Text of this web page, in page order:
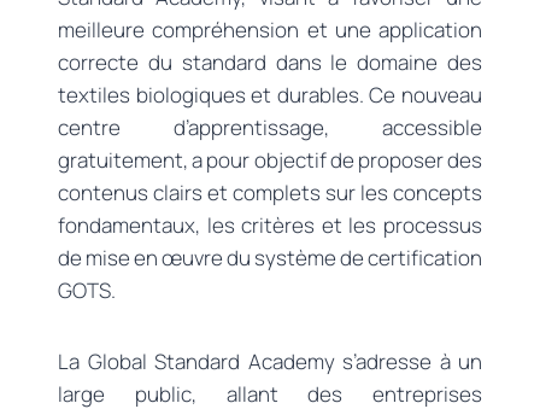
meilleure compréhension et une application
correcte du standard dans le domaine des
textiles biologiques et durables. Ce nouveau
centre d’apprentissage, accessible
gratuitement, a pour objectif de proposer des
contenus clairs et complets sur les concepts
fondamentaux, les critères et les processus
de mise en œuvre du système de certification
GOTS.
La Global Standard Academy s’adresse à un
large public, allant des entreprises